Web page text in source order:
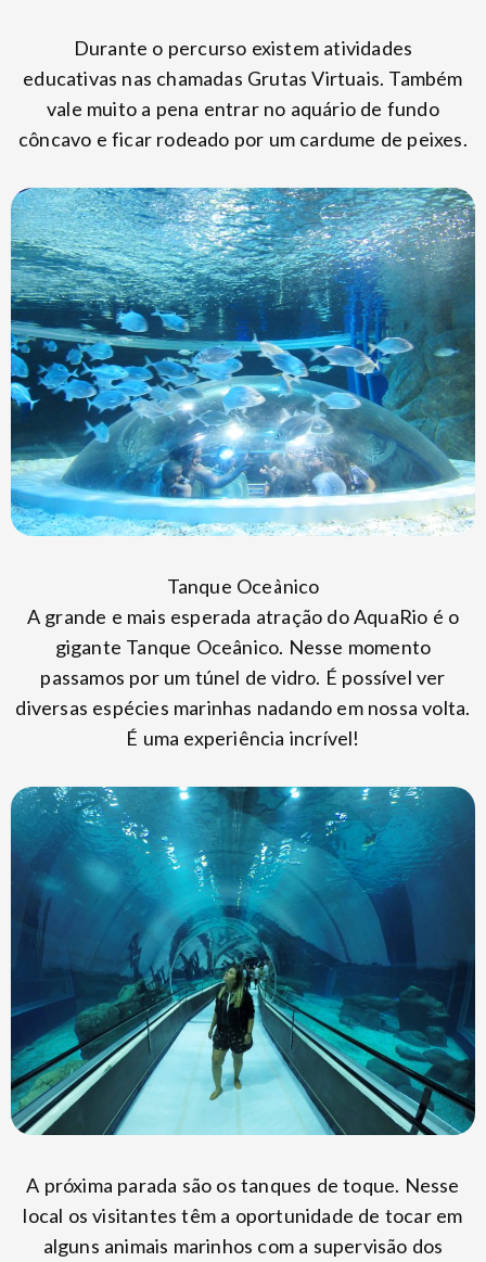
Durante o percurso existem atividades
educativas nas chamadas Grutas Virtuais. Também
vale muito a pena entrar no aquário de fundo
côncavo e ficar rodeado por um cardume de peixes.
Tanque Oceânico
A grande e mais esperada atração do AquaRio é o
gigante Tanque Oceânico. Nesse momento
passamos por um túnel de vidro. É possível ver
diversas espécies marinhas nadando em nossa volta.
É uma experiência incrível!
A próxima parada são os tanques de toque. Nesse
local os visitantes têm a oportunidade de tocar em
alguns animais marinhos com a supervisão dos